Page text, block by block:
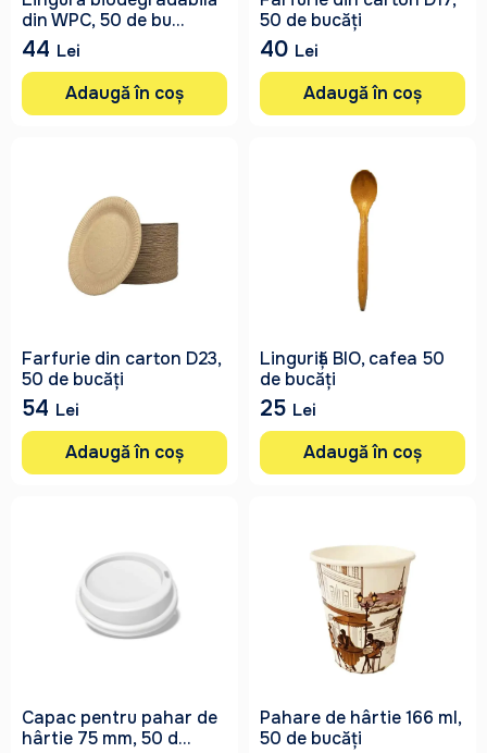
din WPC, 50 de bu...
44 Lei
Adaugă în coș
50 de bucăți
40 Lei
Adaugă în coș
Farfurie din carton D23,
50 de bucăți
54 Lei
Adaugă în coș
Linguriță BIO, cafea 50
de bucăți
25 Lei
Adaugă în coș
Capac pentru pahar de
hârtie 75 mm, 50 d...
Pahare de hârtie 166 ml,
50 de bucăți